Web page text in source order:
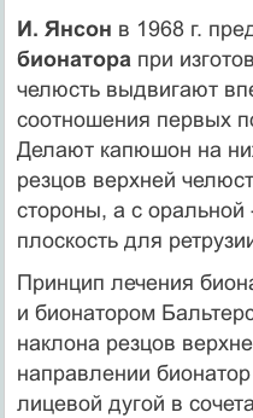
И. Янсон в 1968 г.
бионатора при
челюсть выдвигают
соотношения первых
Делают капюшон на
резцов верхней
стороны, а с
плоскость для
Принцип лечения
и бионатором
наклона резцов
направлении
лицевой дугой в